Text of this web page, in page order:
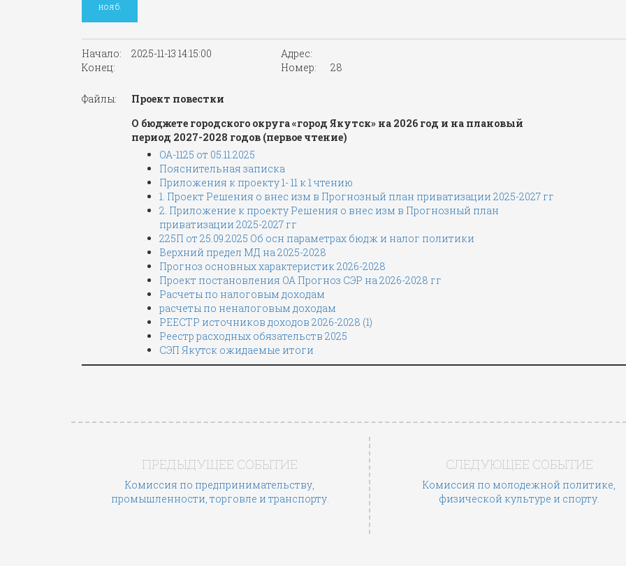
нояб.
Начало: 2025-11-13 14:15:00
Адрес:
Конец:
Номер: 28
Файлы:
Проект повестки
О бюджете городского округа «город Якутск» на 2026 год и на плановый
период 2027-2028 годов (первое чтение)
ОА-1125 от 05.11.2025
Пояснительная записка
Приложения к проекту 1- 11 к 1 чтению
1. Проект Решения о внес изм в Прогнозный план приватизации 2025-2027 гг
2. Приложение к проекту Решения о внес изм в Прогнозный план
приватизации 2025-2027 гг
225П от 25.09.2025 Об осн параметрах бюдж и налог политики
Верхний предел МД на 2025-2028
Прогноз основных характеристик 2026-2028
Проект постановления ОА Прогноз СЭР на 2026-2028 гг
Расчеты по налоговым доходам
расчеты по неналоговым доходам
РЕЕСТР источников доходов 2026-2028 (1)
Реестр расходных обязательств 2025
СЭП Якутск ожидаемые итоги
ПРЕДЫДУЩЕЕ СОБЫТИЕ
Комиссия по предпринимательству,
промышленности, торговле и транспорту.
СЛЕДУЮЩЕЕ СОБЫТИЕ
Комиссия по молодежной политике,
физической культуре и спорту.